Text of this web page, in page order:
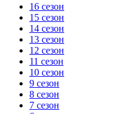
16 сезон
15 сезон
14 сезон
13 сезон
12 сезон
11 сезон
10 сезон
9 сезон
8 сезон
7 сезон